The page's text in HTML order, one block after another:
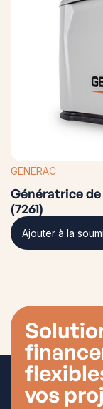
GENERAC
Génératrice
(7261)
Ajouter à la
vos